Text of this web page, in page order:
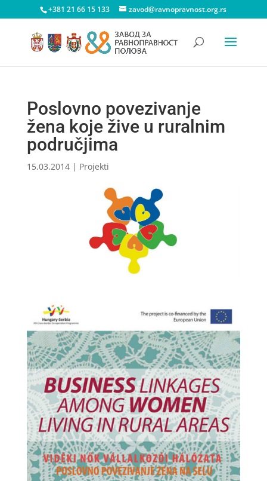
+381 21 66 15 133 zavod@ravnopravnost.org.rs
Poslovno povezivanje
žena koje žive u ruralnim
područjima
15.03.2014| Projekti